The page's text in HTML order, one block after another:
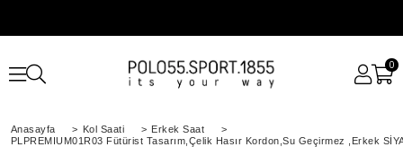
0
Anasayfa > Kol Saati > Erkek Saat
>
PLPREMIUM01R03 Fütürist Tasarım,Çelik Hasır Kordon,Su Geçirmez ,Erkek